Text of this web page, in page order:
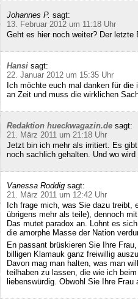
Johannes P. sagt:
13. Februar 2012 um 11:18 Uhr
Geht es hier noch weiter? Der
Hansi sagt:
22. Januar 2012 um 15:35 Uhr
Ich möchte euch mal danken für
an Zeit und muss die wirklichen
Redaktion hueckwagazin.de sagt:
21. März 2011 um 21:18 Uhr
Jetzt bin ich mehr als irritiert. Es
noch sachlich gehalten. Und wo
Vanessa Roddig sagt:
21. März 2011 um 12:42 Uhr
Ich frage mich, was Sie dazu treibt,
übrigens mehr als teile), dennoch
Das mutet paradox an. Lohnt es
die amorphe Masse der Nation
En passant brüskieren Sie Ihre
billigen Klamauk ganz freiwillig
Davon mag man halten, was man
teilhaben zu lassen, die wie ich
liebenswürdig. Obwohl Sie Ihre